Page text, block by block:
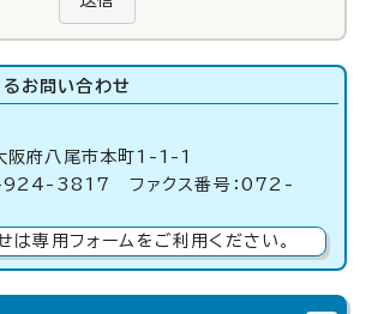
お問い合わせ
府八尾市本町1-1-1
924-3817 ファクス番号：072-
は専用フォームをご利用ください。